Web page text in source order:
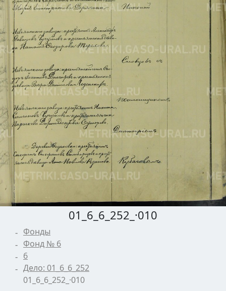
01_6_6_252_·010
Фонды
Фонд № 6
6
Дело: 01_6_6_252
01_6_6_252_·010